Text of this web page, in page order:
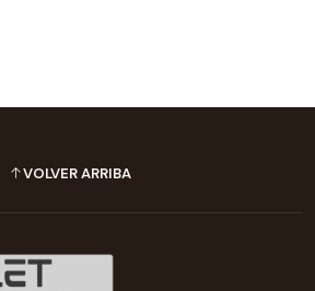
VOLVER ARRIBA